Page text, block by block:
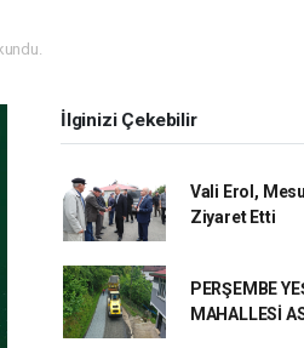
İlginizi Çekebilir
Vali Erol,
Ziyaret Etti
PERŞEMBE
MAHALLESİ